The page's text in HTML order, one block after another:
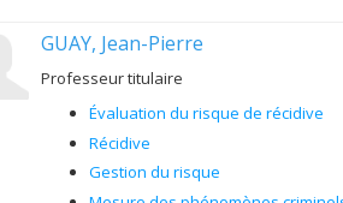
GUAY, Jean-Pierre
Professeur titulaire
Évaluation du risque de récidive
Récidive
Gestion du risque